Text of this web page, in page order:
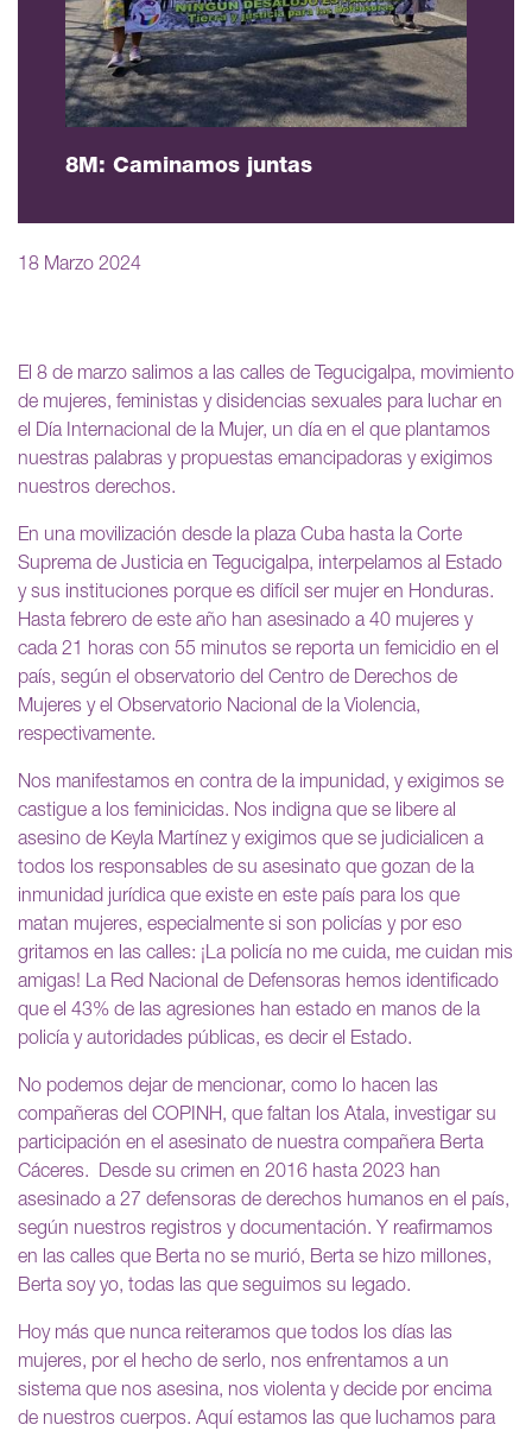
8M: Caminamos juntas
18 Marzo 2024
El 8 de marzo salimos a las calles de Tegucigalpa, movimiento
de mujeres, feministas y disidencias sexuales para luchar en
el Día Internacional de la Mujer, un día en el que plantamos
nuestras palabras y propuestas emancipadoras y exigimos
nuestros derechos.
En una movilización desde la plaza Cuba hasta la Corte
Suprema de Justicia en Tegucigalpa, interpelamos al Estado
y sus instituciones porque es difícil ser mujer en Honduras.
Hasta febrero de este año han asesinado a 40 mujeres y
cada 21 horas con 55 minutos se reporta un femicidio en el
país, según el observatorio del Centro de Derechos de
Mujeres y el Observatorio Nacional de la Violencia,
respectivamente.
Nos manifestamos en contra de la impunidad, y exigimos se
castigue a los feminicidas. Nos indigna que se libere al
asesino de Keyla Martínez y exigimos que se judicialicen a
todos los responsables de su asesinato que gozan de la
inmunidad jurídica que existe en este país para los que
matan mujeres, especialmente si son policías y por eso
gritamos en las calles: ¡La policía no me cuida, me cuidan mis
amigas! La Red Nacional de Defensoras hemos identificado
que el 43% de las agresiones han estado en manos de la
policía y autoridades públicas, es decir el Estado.
No podemos dejar de mencionar, como lo hacen las
compañeras del COPINH, que faltan los Atala, investigar su
participación en el asesinato de nuestra compañera Berta
Cáceres. Desde su crimen en 2016 hasta 2023 han
asesinado a 27 defensoras de derechos humanos en el país,
según nuestros registros y documentación. Y reafirmamos
en las calles que Berta no se murió, Berta se hizo millones,
Berta soy yo, todas las que seguimos su legado.
Hoy más que nunca reiteramos que todos los días las
mujeres, por el hecho de serlo, nos enfrentamos a un
sistema que nos asesina, nos violenta y decide por encima
de nuestros cuerpos. Aquí estamos las que luchamos para